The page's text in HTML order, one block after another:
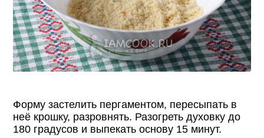
Форму застелить пергаментом, пересыпать в
неё крошку, разровнять. Разогреть духовку до
180 градусов и выпекать основу 15 минут.